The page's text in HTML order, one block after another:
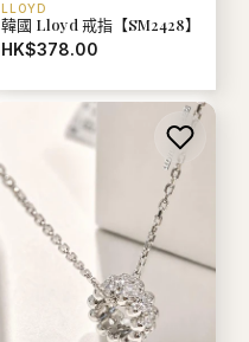
LLOYD
韓國 Lloyd 戒指【SM2428】
HK$378.00